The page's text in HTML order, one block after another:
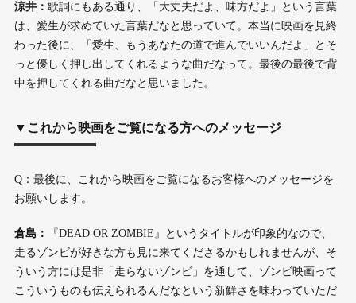
涼井： 歌詞にもある通り、「大丈夫だよ、味方だよ」という言葉
は、愛生が求めていた言葉だなと思っていて。本当に映画を見終
わった後に、「愛生、もうあなたの道で進んでいいんだよ」とそ
っと優しく押し出してくれるような曲だなって。最後の最後で背
中を押してくれる曲だなと思いました。
▼これから映画をご覧になる方へのメッセージ
Q：最後に、これから映画をご覧になるお客様へのメッセージを
お願いします。
倉島：
『DEAD OR ZOMBIE』というタイトルが印象的なので、
走るゾンビが好きな方も見に来てくださるかもしれませんが、そ
ういう方には是非「走らないゾンビ」を通して、ゾンビ映画って
こういうものも伝えられるんだなという新鮮さを味わっていただ